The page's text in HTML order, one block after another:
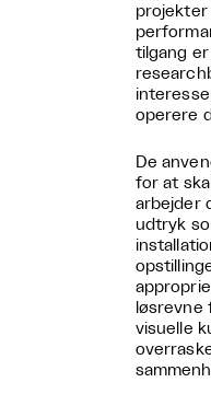
projekter
tilgang
operere
De
for at
arbejder
udtryk
løsrevne
visuelle